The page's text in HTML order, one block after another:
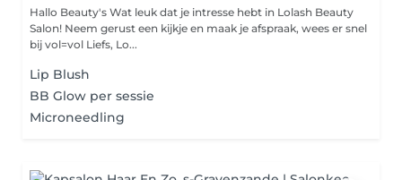
Hallo Beauty's Wat leuk dat je intresse hebt in Lolash Beauty
Salon! Neem gerust een kijkje en maak je afspraak, wees er snel
bij vol=vol Liefs, Lo...
Lip Blush
BB Glow per sessie
Microneedling